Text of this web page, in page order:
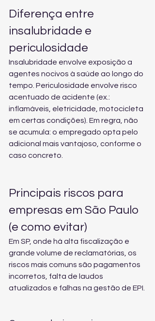
Diferença entre
insalubridade e
periculosidade
Insalubridade envolve exposição a
agentes nocivos à saúde ao longo do
tempo. Periculosidade envolve risco
acentuado de acidente (ex.:
inflamáveis, eletricidade, motocicleta
em certas condições). Em regra, não
se acumula: o empregado opta pelo
adicional mais vantajoso, conforme o
caso concreto.
Principais riscos para
empresas em São Paulo
(e como evitar)
Em SP, onde há alta fiscalização e
grande volume de reclamatórias, os
riscos mais comuns são pagamentos
incorretos, falta de laudos
atualizados e falhas na gestão de EPI.